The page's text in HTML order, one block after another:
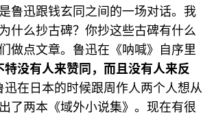
鲁迅跟钱玄同之间的一场对话。我
什么抄古碑？你抄这些古碑有什么
做点文章。鲁迅在《呐喊》自序里
没有人来赞同，而且没有人来反
迅在日本的时候跟周作人两个人想从
了两本《域外小说集》。现在有很